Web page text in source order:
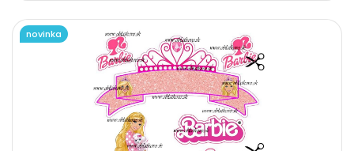
novinka